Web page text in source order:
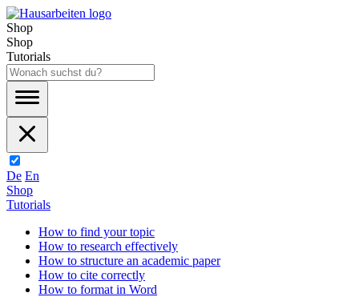
Shop
Shop
Tutorials
De En
Shop
Tutorials
How to find your topic
How to research effectively
How to structure an academic paper
How to cite correctly
How to format in Word